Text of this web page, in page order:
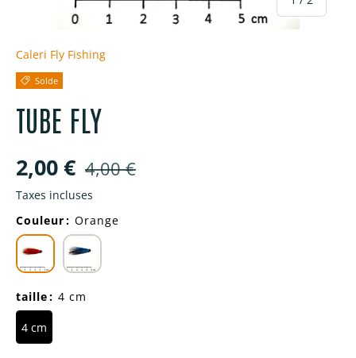
Caleri Fly Fishing
Solde
TUBE FLY
Prix soldé
2,00 € Prix habituel
4,00 €
Taxes incluses
Couleur: Orange
taille: 4 cm
4 cm